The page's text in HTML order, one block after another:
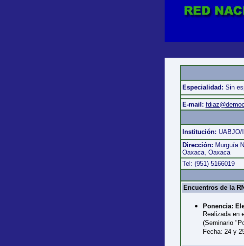
Especialidad: Sin
E-mail:
Institución: UABJO/
Dirección: Murguía
Oaxaca, Oaxaca
Tel: (951) 5166019
Encuentros de la
Ponencia:
Realizada en
(Seminario
Fecha: 24 y